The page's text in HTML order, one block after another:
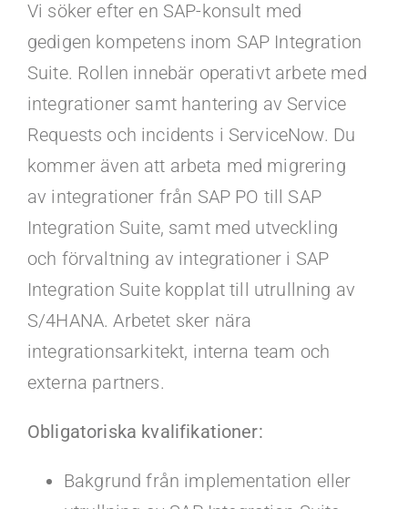
Faq
Portal
Vi söker efter en SAP-konsult med
gedigen kompetens inom SAP Integration
Suite. Rollen innebär operativt arbete med
integrationer samt hantering av Service
Requests och incidents i ServiceNow. Du
kommer även att arbeta med migrering
av integrationer från SAP PO till SAP
Integration Suite, samt med utveckling
och förvaltning av integrationer i SAP
Integration Suite kopplat till utrullning av
S/4HANA. Arbetet sker nära
integrationsarkitekt, interna team och
externa partners.
Obligatoriska kvalifikationer:
Bakgrund från implementation eller